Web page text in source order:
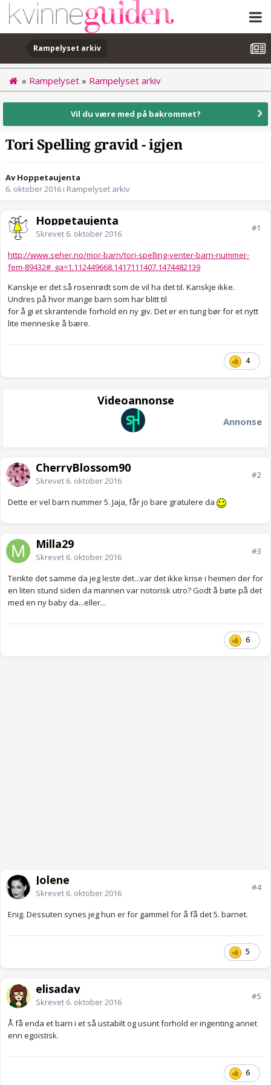
Rampelyset arkiv
» Rampelyset » Rampelyset arkiv
Vil du være med på bakrommet?
Tori Spelling gravid - igjen
Av Hoppetaujenta
6. oktober 2016 i Rampelyset arkiv
Hoppetaujenta
Skrevet 6. oktober 2016
#1
http://www.seher.no/mor-barn/tori-spelling-venter-barn-nummer-
fem-89432#_ga=1.112449668.1417111407.1474482139
Kanskje er det så rosenrødt som de vil ha det til. Kanskje ikke.
Undres på hvor mange barn som har blitt til
for å gi et skrantende forhold en ny giv. Det er en tung bør for et nytt
lite menneske å bære.
4
Videoannonse
Annonse
CherryBlossom90
Skrevet 6. oktober 2016
#2
Dette er vel barn nummer 5. Jaja, får jo bare gratulere da
Milla29
Skrevet 6. oktober 2016
#3
Tenkte det samme da jeg leste det...var det ikke krise i heimen der for
en liten stund siden da mannen var notorisk utro? Godt å bøte på det
med en ny baby da...eller...
6
Jolene
Skrevet 6. oktober 2016
#4
Enig. Dessuten synes jeg hun er for gammel for å få det 5. barnet.
5
elisaday
Skrevet 6. oktober 2016
#5
Å få enda et barn i et så ustabilt og usunt forhold er ingenting annet
enn egoistisk.
6